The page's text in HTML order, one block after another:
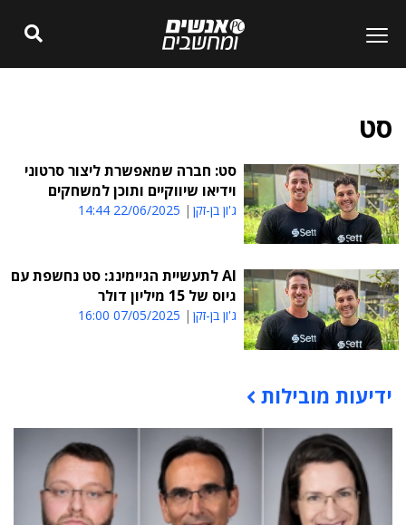
סט
סט: חברה שמאפשרת ליצור סרטוני
וידיאו שיווקיים ותוכן למשחקים
ג'ון בן-זקן 22/06/2025 14:44
AI לתעשיית הגיימינג: סט נחשפת עם
גיוס של 15 מיליון דולר
ג'ון בן-זקן 07/05/2025 16:00
תוכן פרסומי
ידיעות מובילות